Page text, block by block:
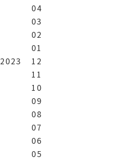
04
03
02
01
2023
12
11
10
09
08
07
06
05